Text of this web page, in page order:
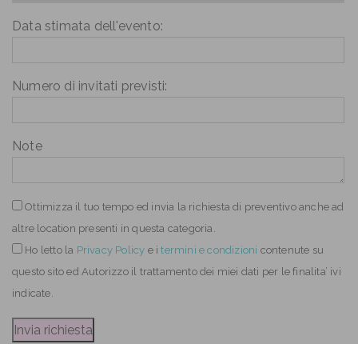
Data stimata dell'evento:
Numero di invitati previsti:
Note
Ottimizza il tuo tempo ed invia la richiesta di preventivo anche ad
altre location presenti in questa categoria.
Ho letto la Privacy Policy e itermini e condizioni contenute su
questo sito ed Autorizzo il trattamento dei miei dati per le finalita’ ivi
indicate.